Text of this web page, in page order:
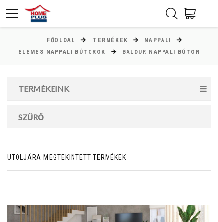
FŐOLDAL TERMÉKEK
NAPPALI
ELEMES NAPPALI BÚTOROK
BALDUR NAPPALI BÚTOR
TERMÉKEINK
SZŰRŐ
Ft
MAGASSÁG
cm
UTOLJÁRA MEGTEKINTETT TERMÉKEK